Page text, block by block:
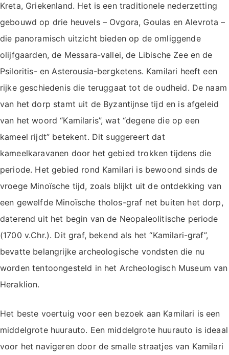
Kreta, Griekenland. Het is een traditionele nederzetting
gebouwd op drie heuvels – Ovgora, Goulas en Alevrota –
die panoramisch uitzicht bieden op de omliggende
olijfgaarden, de Messara-vallei, de Libische Zee en de
Psiloritis- en Asterousia-bergketens. Kamilari heeft een
rijke geschiedenis die teruggaat tot de oudheid. De naam
van het dorp stamt uit de Byzantijnse tijd en is afgeleid
van het woord “Kamilaris”, wat “degene die op een
kameel rijdt” betekent. Dit suggereert dat
kameelkaravanen door het gebied trokken tijdens die
periode. Het gebied rond Kamilari is bewoond sinds de
vroege Minoïsche tijd, zoals blijkt uit de ontdekking van
een gewelfde Minoïsche tholos-graf net buiten het dorp,
daterend uit het begin van de Neopaleolitische periode
(1700 v.Chr.). Dit graf, bekend als het “Kamilari-graf”,
bevatte belangrijke archeologische vondsten die nu
worden tentoongesteld in het Archeologisch Museum van
Heraklion.
Het beste voertuig voor een bezoek aan Kamilari is een
middelgrote huurauto. Een middelgrote huurauto is ideaal
voor het navigeren door de smalle straatjes van Kamilari